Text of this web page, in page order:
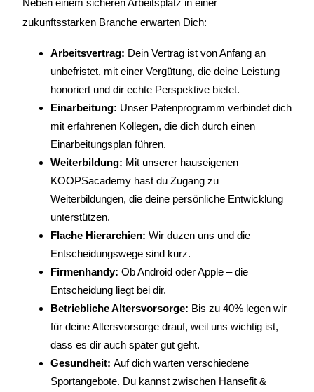
zukunftsstarken Branche erwarten Dich:
Arbeitsvertrag: Dein Vertrag ist von Anfang an
unbefristet, mit einer Vergütung, die deine Leistung
honoriert und dir echte Perspektive bietet.
Einarbeitung: Unser Patenprogramm verbindet dich
mit erfahrenen Kollegen, die dich durch einen
Einarbeitungsplan führen.
Weiterbildung: Mit unserer hauseigenen
KOOPSacademy hast du Zugang zu
Weiterbildungen, die deine persönliche Entwicklung
unterstützen.
Flache Hierarchien: Wir duzen uns und die
Entscheidungswege sind kurz.
Firmenhandy: Ob Android oder Apple – die
Entscheidung liegt bei dir.
Betriebliche Altersvorsorge: Bis zu 40% legen wir
für deine Altersvorsorge drauf, weil uns wichtig ist,
dass es dir auch später gut geht.
Gesundheit: Auf dich warten verschiedene
Sportangebote. Du kannst zwischen Hansefit &